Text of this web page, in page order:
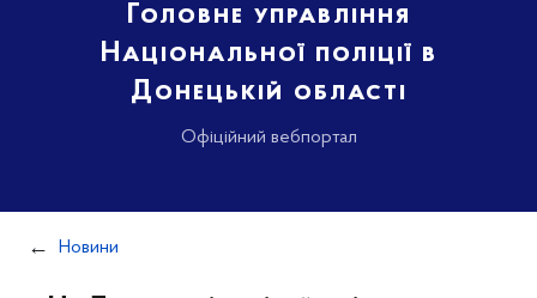
Головне управління
Національної поліції в
Донецькій області
Офіційний вебпортал
Новини